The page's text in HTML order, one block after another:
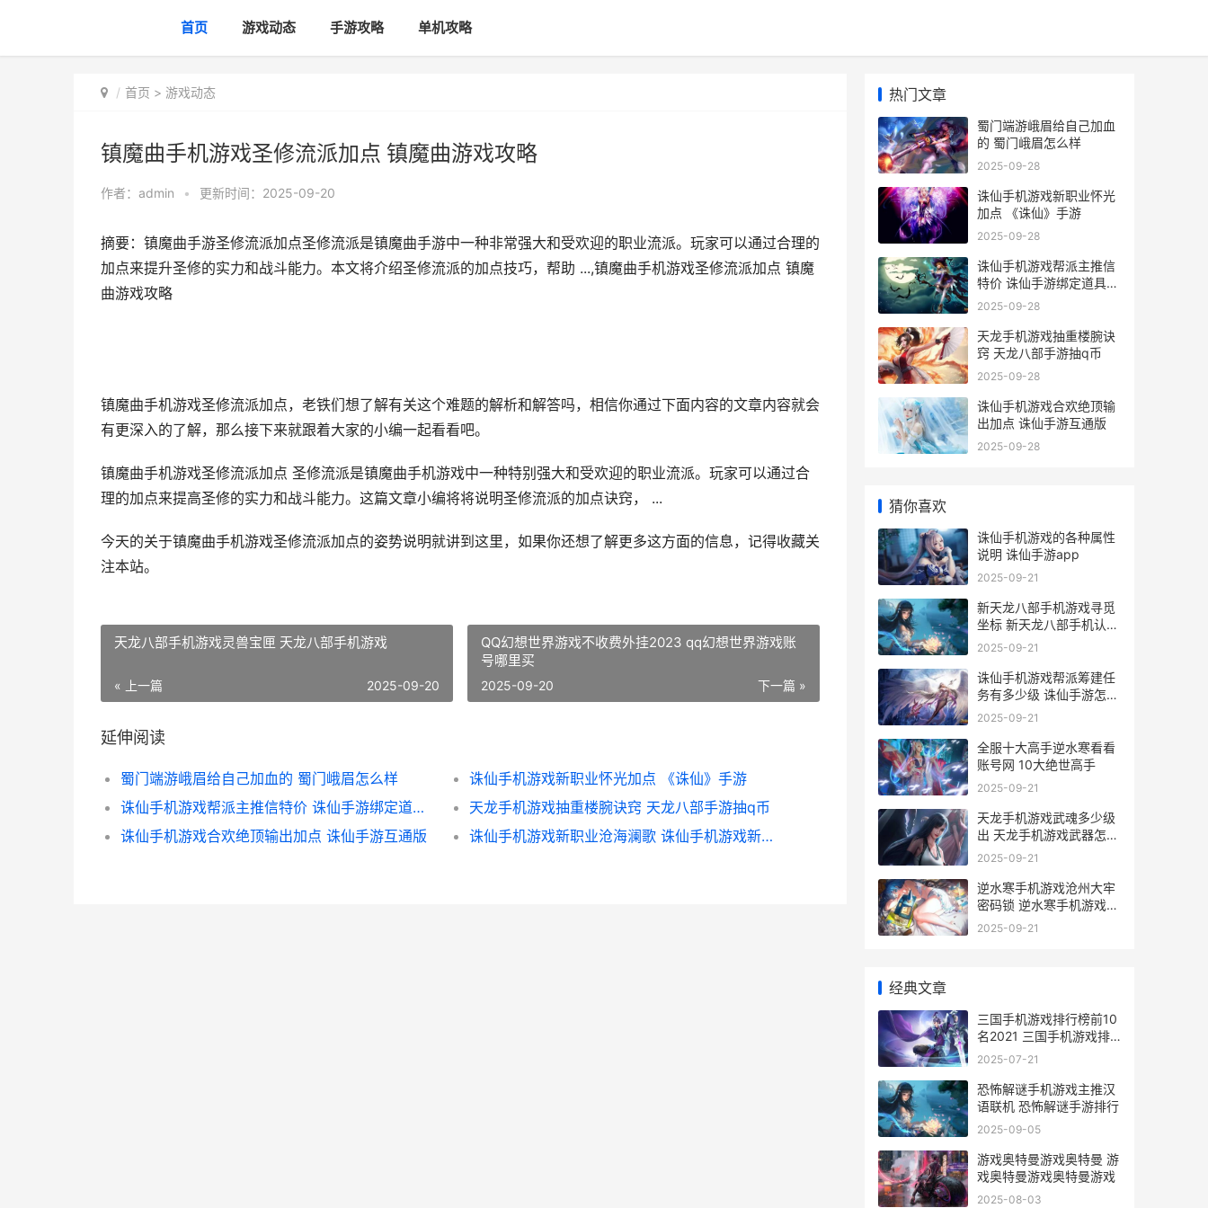
首页 游戏动态 手游攻略 单机攻略
首页 > 游戏动态
镇魔曲手机游戏圣修流派加点 镇魔曲游戏攻略
作者： admin • 更新时间：2025-09-20
摘要：镇魔曲手游圣修流派加点圣修流派是镇魔曲手游中一种非常强大和受欢迎的职业流派。玩家可以通过合理的
加点来提升圣修的实力和战斗能力。本文将介绍圣修流派的加点技巧，帮助 ...,镇魔曲手机游戏圣修流派加点 镇魔
曲游戏攻略
镇魔曲手机游戏圣修流派加点，老铁们想了解有关这个难题的解析和解答吗，相信你通过下面内容的文章内容就会
有更深入的了解，那么接下来就跟着大家的小编一起看看吧。
镇魔曲手机游戏圣修流派加点 圣修流派是镇魔曲手机游戏中一种特别强大和受欢迎的职业流派。玩家可以通过合
理的加点来提高圣修的实力和战斗能力。这篇文章小编将将说明圣修流派的加点诀窍， ...
今天的关于镇魔曲手机游戏圣修流派加点的姿势说明就讲到这里，如果你还想了解更多这方面的信息，记得收藏关
注本站。
天龙八部手机游戏灵兽宝匣 天龙八部手机游戏
« 上一篇 2025-09-20
QQ幻想世界游戏不收费外挂2023 qq幻想世界游戏账
号哪里买
下一篇 »
2025-09-20
延伸阅读
蜀门端游峨眉给自己加血的 蜀门峨眉怎么样
诛仙手机游戏新职业怀光加点 《诛仙》手游
诛仙手机游戏帮派主推信特价 诛仙手游绑定道具怎么解绑
天龙手机游戏抽重楼腕诀窍 天龙八部手游抽q币
诛仙手机游戏合欢绝顶输出加点 诛仙手游互通版
诛仙手机游戏新职业沧海澜歌 诛仙手机游戏新手攻略
热门文章
蜀门端游峨眉给自己加血
的 蜀门峨眉怎么样
2025-09-28
诛仙手机游戏新职业怀光
加点 《诛仙》手游
2025-09-28
诛仙手机游戏帮派主推信
特价 诛仙手游绑定道具怎
么解绑
2025-09-28
天龙手机游戏抽重楼腕诀
窍 天龙八部手游抽q币
2025-09-28
诛仙手机游戏合欢绝顶输
出加点 诛仙手游互通版
2025-09-28
猜你喜欢
诛仙手机游戏的各种属性
说明 诛仙手游app
2025-09-21
新天龙八部手机游戏寻觅
坐标 新天龙八部手机认证
账号多了怎样解除
2025-09-21
诛仙手机游戏帮派筹建任
务有多少级 诛仙手游怎么
联系客服电话
2025-09-21
全服十大高手逆水寒看看
账号网 10大绝世高手
2025-09-21
天龙手机游戏武魂多少级
出 天龙手机游戏武器怎么
弄
2025-09-21
逆水寒手机游戏沧州大牢
密码锁 逆水寒手机游戏手
柄怎么用
2025-09-21
经典文章
三国手机游戏排行榜前10
名2021 三国手机游戏排
名
2025-07-21
恐怖解谜手机游戏主推汉
语联机 恐怖解谜手游排行
2025-09-05
游戏奥特曼游戏奥特曼 游
戏奥特曼游戏奥特曼游戏
2025-08-03